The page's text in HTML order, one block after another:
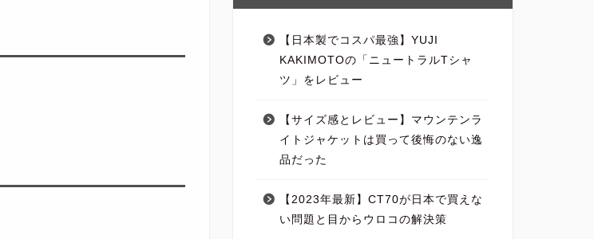
【日本製でコスパ最強】YUJI
KAKIMOTOの「ニュートラルTシャ
ツ」をレビュー
【サイズ感とレビュー】マウンテンラ
イトジャケットは買って後悔のない逸
品だった
【2023年最新】CT70が日本で買えな
い問題と目からウロコの解決策